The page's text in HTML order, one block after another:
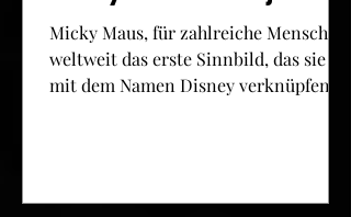
Horrorfilmen Menschen
jagen
Micky Maus, für zahlreiche Menschen
weltweit das erste Sinnbild, das sie
mit dem Namen Disney verknüpfen,